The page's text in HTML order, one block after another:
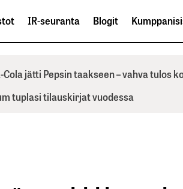
IR-seuranta Blogit
Cola jätti Pepsin taakseen – vahva tulos
tuplasi tilauskirjat vuodessa